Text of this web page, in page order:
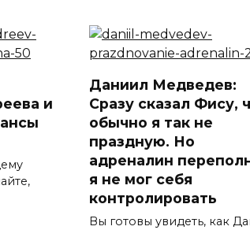
и
Даниил Медведев:
Сразу сказал Фису,
обычно я так не
праздную. Но
адреналин
я не мог себя
контролировать
Вы готовы увидеть, как